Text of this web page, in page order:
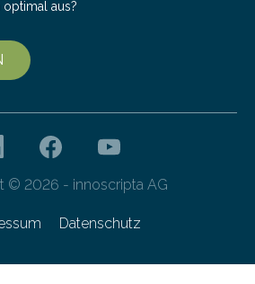
aus?
© 2026 - innoscripta AG
Datenschutz